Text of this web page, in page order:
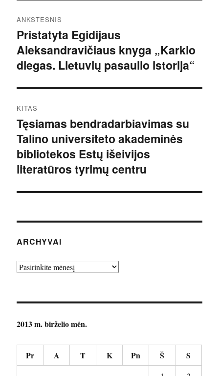
tarp
įrašų
ANKSTESNIS
Ankstesnis
įrašas:
Pristatyta Egidijaus
Aleksandravičiaus knyga „Karklo
diegas. Lietuvių pasaulio istorija“
KITAS
Kitas
įrašas:
Tęsiamas bendradarbiavimas su
Talino universiteto akademinės
bibliotekos Estų išeivijos
literatūros tyrimų centru
ARCHYVAI
Archyvai
2013 m. birželio mėn.
Pr A T K Pn Š S